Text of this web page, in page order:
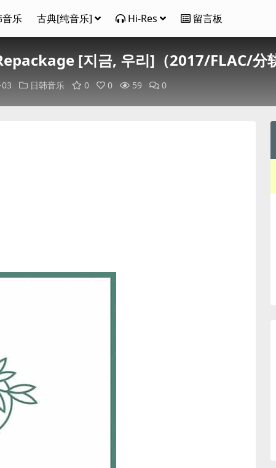
音乐 古典[纯音乐] Hi-Res 留言板
[지금, 우리]（2017/FLAC/分
日韩音乐 0 0 59 0